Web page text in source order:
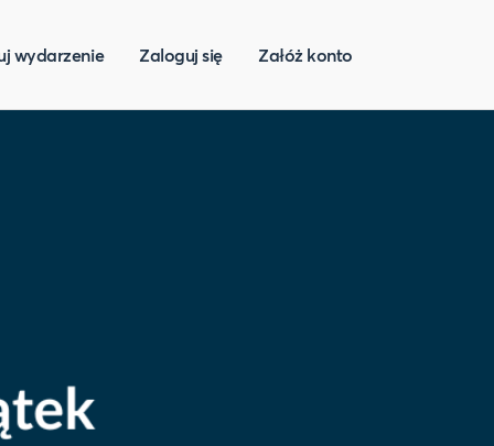
wydarzenie Zaloguj się Załóż konto